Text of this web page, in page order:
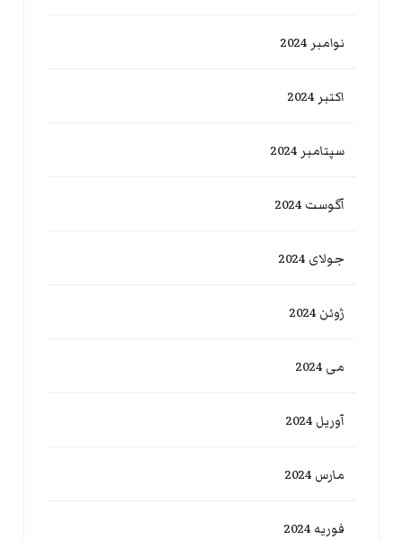
نوامبر 2024
اکتبر 2024
سپتامبر 2024
آگوست 2024
جولای 2024
ژوئن 2024
می 2024
آوریل 2024
مارس 2024
فوریه 2024